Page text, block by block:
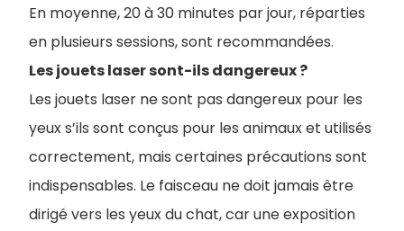
En moyenne, 20 à 30 minutes par jour, réparties
en plusieurs sessions, sont recommandées.
Les jouets laser sont-ils dangereux ?
Les jouets laser ne sont pas dangereux pour les
yeux s’ils sont conçus pour les animaux et utilisés
correctement, mais certaines précautions sont
indispensables. Le faisceau ne doit jamais être
dirigé vers les yeux du chat, car une exposition